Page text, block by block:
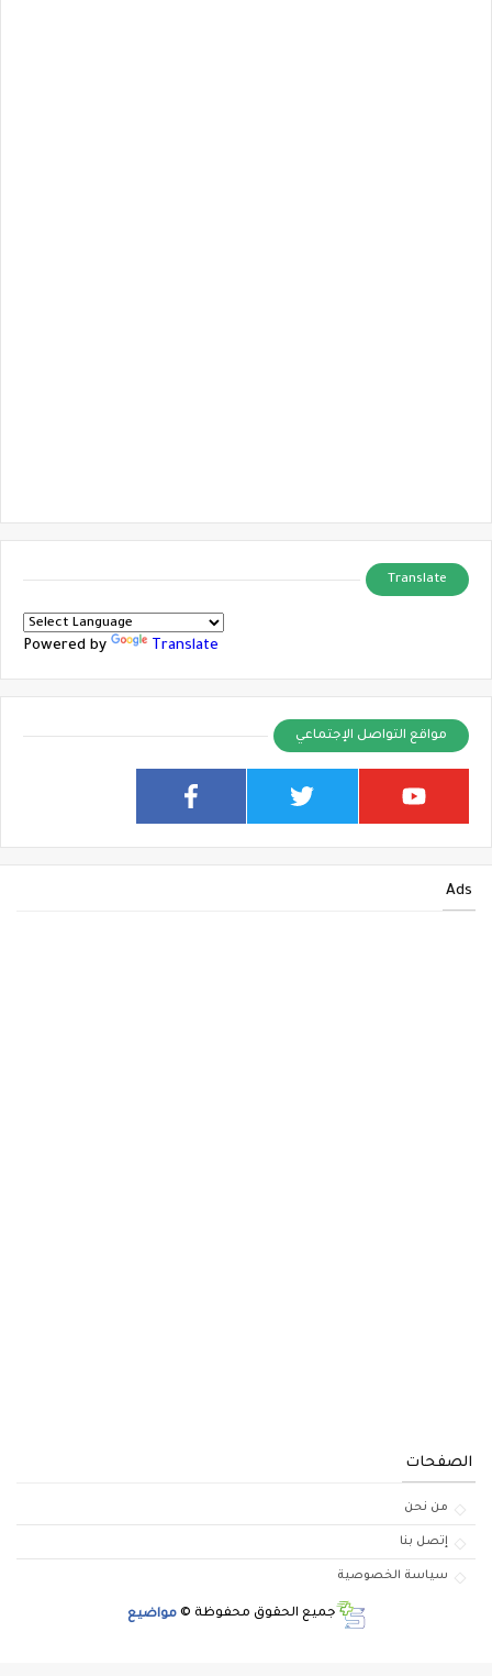
Translate
Powered by Translate
مواقع التواصل الإجتماعي
Ads
الصفحات
من نحن
إتصل بنا
سياسة الخصوصية
جميع الحقوق محفوظة © مواضيع